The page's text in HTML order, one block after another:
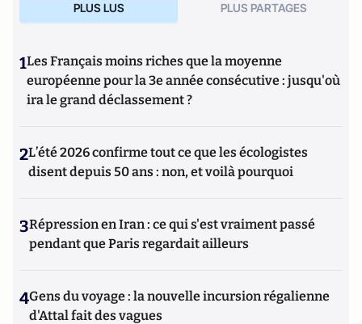
PLUS LUS PLUS PARTAGES
1Les Français moins riches que la moyenne
européenne pour la 3e année consécutive : jusqu'où
ira le grand déclassement ?
2L’été 2026 confirme tout ce que les écologistes
disent depuis 50 ans : non, et voilà pourquoi
3Répression en Iran : ce qui s'est vraiment passé
pendant que Paris regardait ailleurs
4Gens du voyage : la nouvelle incursion régalienne
d'Attal fait des vagues